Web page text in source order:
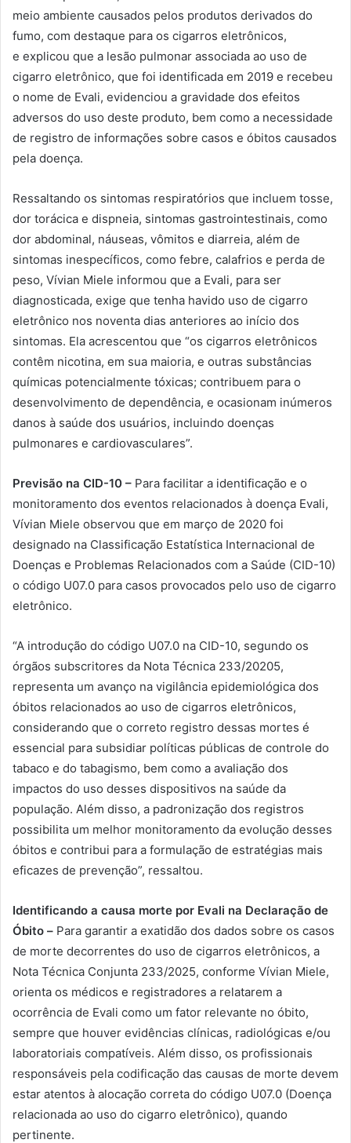
meio ambiente causados pelos produtos derivados do
fumo, com destaque para os cigarros eletrônicos,
e explicou que a lesão pulmonar associada ao uso de
cigarro eletrônico, que foi identificada em 2019 e recebeu
o nome de Evali, evidenciou a gravidade dos efeitos
adversos do uso deste produto, bem como a necessidade
de registro de informações sobre casos e óbitos causados
pela doença.
Ressaltando os sintomas respiratórios que incluem tosse,
dor torácica e dispneia, sintomas gastrointestinais, como
dor abdominal, náuseas, vômitos e diarreia, além de
sintomas inespecíficos, como febre, calafrios e perda de
peso, Vívian Miele informou que a Evali, para ser
diagnosticada, exige que tenha havido uso de cigarro
eletrônico nos noventa dias anteriores ao início dos
sintomas. Ela acrescentou que “os cigarros eletrônicos
contêm nicotina, em sua maioria, e outras substâncias
químicas potencialmente tóxicas; contribuem para o
desenvolvimento de dependência, e ocasionam inúmeros
danos à saúde dos usuários, incluindo doenças
pulmonares e cardiovasculares”.
Previsão na CID-10 – Para facilitar a identificação e o
monitoramento dos eventos relacionados à doença Evali,
Vívian Miele observou que em março de 2020 foi
designado na Classificação Estatística Internacional de
Doenças e Problemas Relacionados com a Saúde (CID-10)
o código U07.0 para casos provocados pelo uso de cigarro
eletrônico.
“A introdução do código U07.0 na CID-10, segundo os
órgãos subscritores da Nota Técnica 233/20205,
representa um avanço na vigilância epidemiológica dos
óbitos relacionados ao uso de cigarros eletrônicos,
considerando que o correto registro dessas mortes é
essencial para subsidiar políticas públicas de controle do
tabaco e do tabagismo, bem como a avaliação dos
impactos do uso desses dispositivos na saúde da
população. Além disso, a padronização dos registros
possibilita um melhor monitoramento da evolução desses
óbitos e contribui para a formulação de estratégias mais
eficazes de prevenção”, ressaltou.
Identificando a causa morte por Evali na Declaração de
Óbito – Para garantir a exatidão dos dados sobre os casos
de morte decorrentes do uso de cigarros eletrônicos, a
Nota Técnica Conjunta 233/2025, conforme Vívian Miele,
orienta os médicos e registradores a relatarem a
ocorrência de Evali como um fator relevante no óbito,
sempre que houver evidências clínicas, radiológicas e/ou
laboratoriais compatíveis. Além disso, os profissionais
responsáveis pela codificação das causas de morte devem
estar atentos à alocação correta do código U07.0 (Doença
relacionada ao uso do cigarro eletrônico), quando
pertinente.